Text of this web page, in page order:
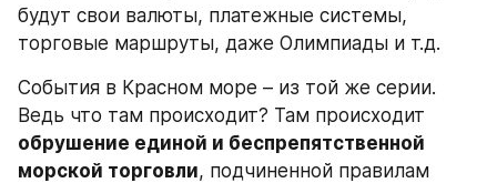
будут свои валюты, платежные системы,
торговые маршруты, даже Олимпиады и т.д.
События в Красном море – из той же серии.
обрушение единой и беспрепятственной
морской торговли, подчиненной правилам